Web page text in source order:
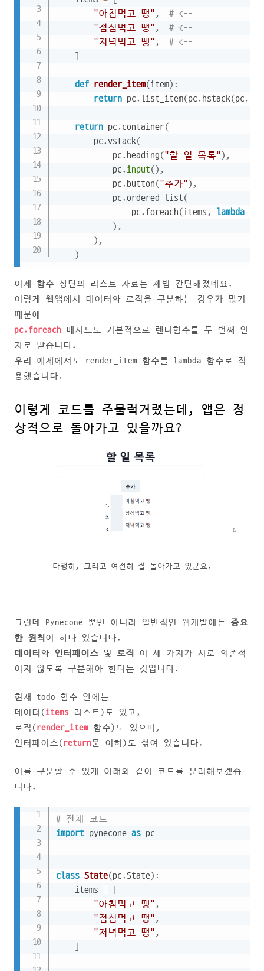
"아침먹고 땡" ,
# <--
"점심먹고 땡" ,
# <--
"저녁먹고 땡" ,
# <--
]
def render_item(item) :
return pc. list_item(pc. hstack(pc.
return pc. container(
        pc
.vstack(
            pc
. heading("할 일 목록") ,
            pc
. input() ,
            pc
. button("추가") ,
            pc
.ordered_list(
                pc
. foreach(items , lambda
) ,
) ,
)
이제 함수 상단의 리스트 자료는 제법 간단해졌네요.
이렇게 웹앱에서 데이터와 로직을 구분하는 경우가 많기
때문에
pc.foreach 메서드도 기본적으로 렌더함수를 두 번째 인
자로 받습니다.
우리 예제에서도 render_item 함수를 lambda 함수로 적
용했습니다.
이렇게 코드를 주물럭거렸는데, 앱은 정
상적으로 돌아가고 있을까요?
다행히, 그리고 여전히 잘 돌아가고 있군요.
그런데 Pynecone 뿐만 아니라 일반적인 웹개발에는 중요
한 원칙 이 하나 있습니다.
데이터 와 인터페이스 및 로직
이 세 가지가 서로 의존적
이지 않도록 구분해야 한다는 것입니다.
현재 todo 함수 안에는
데이터(items 리스트)도 있고,
로직(render_item 함수)도 있으며,
인터페이스(return문 이하)도 섞여 있습니다.
이를 구분할 수 있게 아래와 같이 코드를 분리해보겠습
니다.
# 전체 코드
import pynecone as pc
class State(pc.State) :
    items
=
[
"아침먹고 땡" ,
"점심먹고 땡" ,
"저녁먹고 땡" ,
]